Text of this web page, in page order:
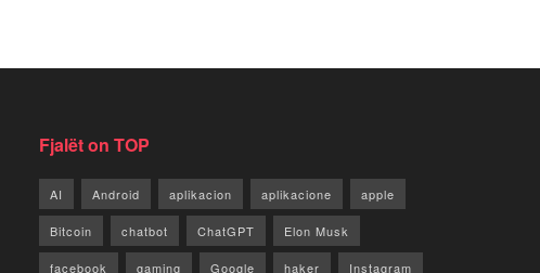
Fjalët on TOP
AI Android aplikacion aplikacione apple
Bitcoin chatbot ChatGPT Elon Musk
facebook gaming Google haker Instagram